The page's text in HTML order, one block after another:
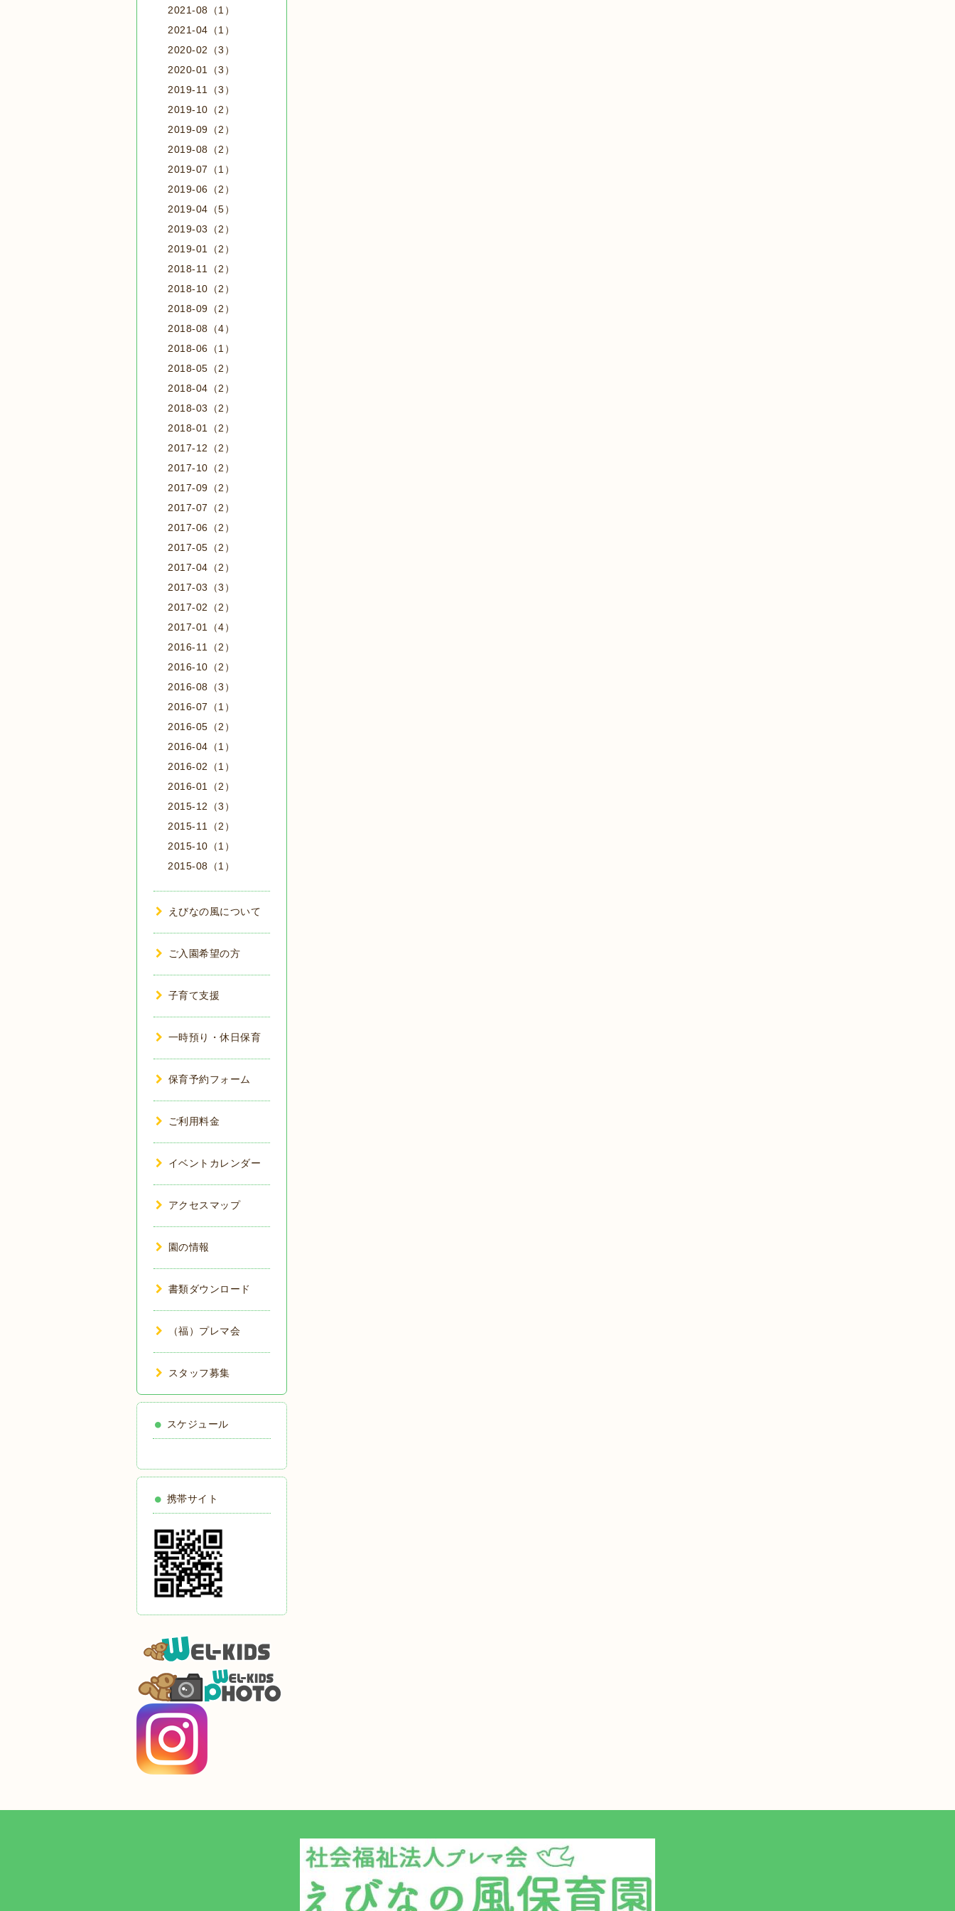
2021-08（1）
2021-04（1）
2020-02（3）
2020-01（3）
2019-11（3）
2019-10（2）
2019-09（2）
2019-08（2）
2019-07（1）
2019-06（2）
2019-04（5）
2019-03（2）
2019-01（2）
2018-11（2）
2018-10（2）
2018-09（2）
2018-08（4）
2018-06（1）
2018-05（2）
2018-04（2）
2018-03（2）
2018-01（2）
2017-12（2）
2017-10（2）
2017-09（2）
2017-07（2）
2017-06（2）
2017-05（2）
2017-04（2）
2017-03（3）
2017-02（2）
2017-01（4）
2016-11（2）
2016-10（2）
2016-08（3）
2016-07（1）
2016-05（2）
2016-04（1）
2016-02（1）
2016-01（2）
2015-12（3）
2015-11（2）
2015-10（1）
2015-08（1）
えびなの風について
ご入園希望の方
子育て支援
一時預り・休日保育
保育予約フォーム
ご利用料金
イベントカレンダー
アクセスマップ
園の情報
書類ダウンロード
（福）プレマ会
スタッフ募集
スケジュール
携帯サイト